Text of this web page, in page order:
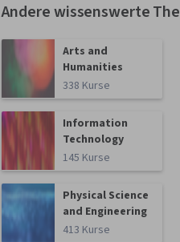
Andere wissenswerte
Arts and
Humanities
338 Kurse
Information
Technology
145 Kurse
Physical Science
and Engineering
413 Kurse